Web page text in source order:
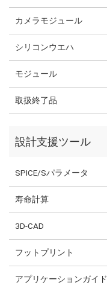
カメラモジュール
シリコンウエハ
モジュール
取扱終了品
設計支援ツール
SPICE/Sパラメータ
寿命計算
3D-CAD
フットプリント
アプリケーションガイド